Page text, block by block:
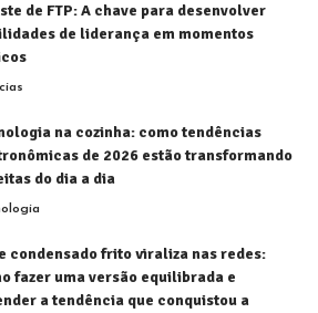
de FTP: A chave para desenvolver
de liderança em momentos
na cozinha: como tendências
de 2026 estão transformando
do dia a dia
condensado frito viraliza nas redes:
fazer uma versão equilibrada e
a tendência que conquistou a